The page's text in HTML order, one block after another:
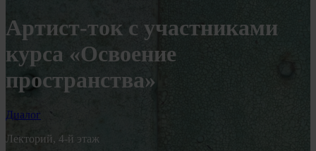
Артист-ток с участниками
курса «Освоение
пространства»
Диалог
Лекторий, 4-й этаж